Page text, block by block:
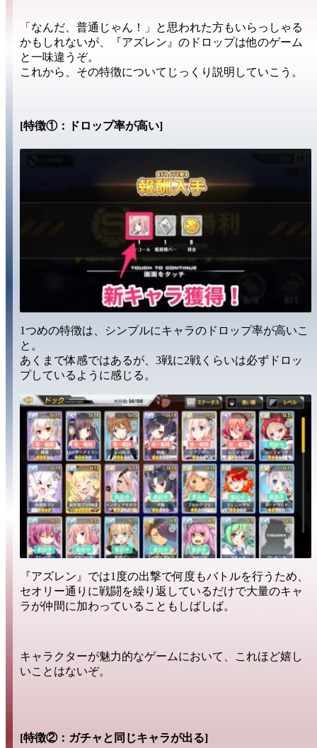
「なんだ、普通じゃん！」
と思われた方もいらっしゃる
かもしれないが、『アズレン』のドロップは他のゲーム
と一味違う ぞ。
これから、その特徴についてじっくり説明していこう。
[特徴①：ドロップ率が高い]
1つめの特徴は、シンプルにキャラのドロップ率が高いこ
と。
あくまで体感ではあるが、 3戦に2戦 くらいは必ずドロッ
プしているように感じる。
『アズレン』では1度の出撃で何度もバトルを行う ため、
セオリー通りに戦闘を繰り返しているだけで大量のキャ
ラが仲間に加わっていることもしばしば。
キャラクターが魅力的なゲームにおいて、これほど嬉し
いことはないぞ。
[特徴②：ガチャと同じキャラが出る]